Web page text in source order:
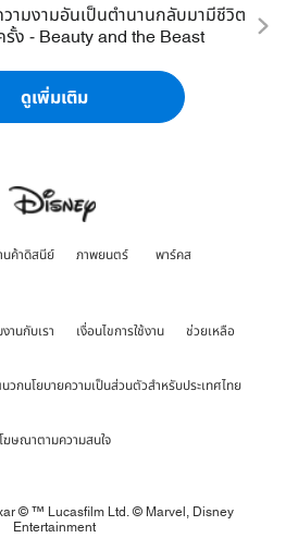
วามงามอันเป็นตำนานกลับมามีชีวิต
ง - Beauty and the Beast
ดูเพิ่มเติม
นค้าดิสนีย์ ภาพยนตร์ พาร์คส
านกับเรา เงื่อนไขการใช้งาน ช่วยเหลือ
วกนโยบายความเป็นส่วนตัวสำหรับประเทศไทย
โฆษณาตามความสนใจ
© ™ Lucasfilm Ltd. © Marvel, Disney
Entertainment